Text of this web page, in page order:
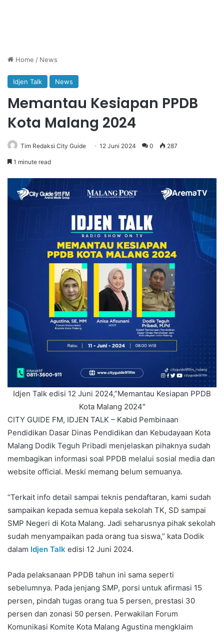
Home / News
Idjen Talk News
Memantau Kesiapan PPDB
Kota Malang 2024
Tim Redaksi City Guide 12 Juni 2024 0 287
1 minute read
Idjen Talk edisi 12 Juni 2024,”Memantau Kesiapan PPDB
Kota Malang 2024″
CITY GUIDE FM, IDJEN TALK – Kabid Pembinaan
Pendidikan Dasar Dinas Pendidikan dan Kebudayaan Kota
Malang Dodik Teguh Pribadi menjelaskan pihaknya sudah
membagikan informasi soal PPDB melalui sosial media dan
website official. Meski memang belum semuanya.
“Terkait info detail sampai teknis pendaftaran, kami sudah
sampaikan kepada semua kepala sekolah TK, SD sampai
SMP Negeri di Kota Malang. Jadi seharusnya pihak sekolah
sudah menyampaikan pada orang tua siswa,” kata Dodik
dalam Idjen Talk edisi 12 Juni 2024.
Pada pelaksanaan PPDB tahun ini sama seperti
sebelumnya. Pada jenjang SMP, porsi untuk afirmasi 15
persen, pindah tugas orang tua 5 persen, prestasi 30
persen dan zonasi 50 persen. Perwakilan Forum
Komunikasi Komite Kota Malang Agustina mengklaim